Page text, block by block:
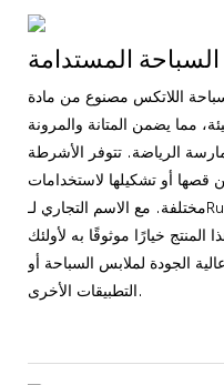
المستدامة
اللاتكس مصنوع من مادة
مما يضمن المتانة والمرونة
الرياضة. تتوفر الأشرطة
قصها أو تشكيلها لاستخدامات
مختلفة. مع الاسم التجاري لـRubber King وخدمات المعالجة بما في
خيارًا موثوقًا به لأولئك
الجودة لملابس السباحة أو
التطبيقات الأخرى.